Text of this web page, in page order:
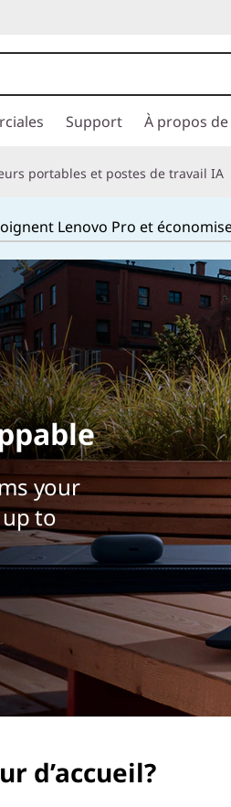
Support À propos
portables et postes de travail IA
Lenovo Pro et
your
to
d’accueil?